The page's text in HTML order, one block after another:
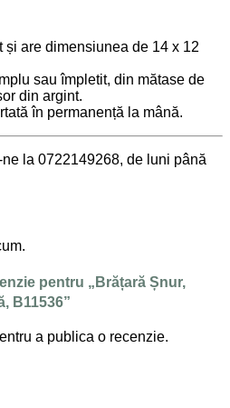
și are dimensiunea de 14 x 12
sau împletit, din mătase de
din argint.
în permanență la mână.
la 0722149268, de luni până
pentru „Brățară Șnur,
B11536”
a publica o recenzie.